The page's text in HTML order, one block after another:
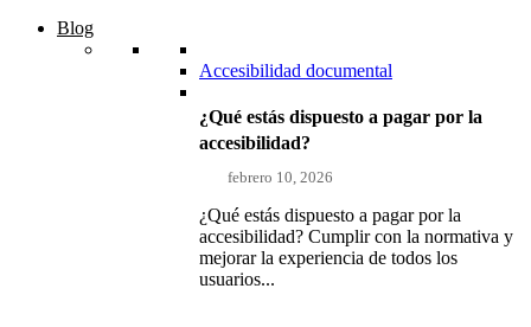
Blog
Accesibilidad documental
¿Qué estás dispuesto a pagar por la
accesibilidad?
febrero 10, 2026
¿Qué estás dispuesto a pagar por la
accesibilidad? Cumplir con la normativa y
mejorar la experiencia de todos los
usuarios...